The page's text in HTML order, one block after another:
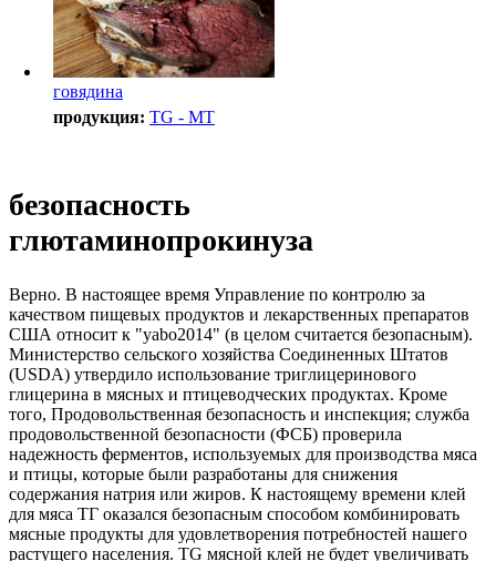
говядина
продукция: TG - MT
безопасность
глютаминопрокинуза
Верно. В настоящее время Управление по контролю за
качеством пищевых продуктов и лекарственных препаратов
США относит к "yabo2014" (в целом считается безопасным).
Министерство сельского хозяйства Соединенных Штатов
(USDA) утвердило использование триглицеринового
глицерина в мясных и птицеводческих продуктах. Кроме
того, Продовольственная безопасность и инспекция; служба
продовольственной безопасности (ФСБ) проверила
надежность ферментов, используемых для производства мяса
и птицы, которые были разработаны для снижения
содержания натрия или жиров. К настоящему времени клей
для мяса ТГ оказался безопасным способом комбинировать
мясные продукты для удовлетворения потребностей нашего
растущего населения. TG мясной клей не будет увеличивать